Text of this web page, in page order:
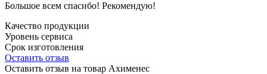
Большое всем спасибо! Рекомендую!
Качество продукции
Уровень сервиса
Срок изготовления
Оставить отзыв
Оставить отзыв на товар Ахименес